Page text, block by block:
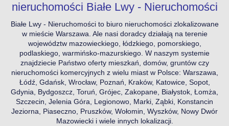
nieruchomości Białe Lwy - Nieruchomości
Białe Lwy - Nieruchomości to biuro nieruchomości zlokalizowane
w mieście Warszawa. Ale nasi doradcy działają na terenie
województw mazowieckiego, łódzkiego, pomorskiego,
podlaskiego, warmińsko-mazurskiego. W naszym systemie
znajdziecie Państwo oferty mieszkań, domów, gruntów czy
nieruchomości komercyjnych z wielu miast w Polsce: Warszawa,
Łódź, Gdańsk, Wrocław, Poznań, Kraków, Katowice, Sopot,
Gdynia, Bydgoszcz, Toruń, Grójec, Zakopane, Białystok, Łomża,
Szczecin, Jelenia Góra, Legionowo, Marki, Ząbki, Konstancin
Jeziorna, Piaseczno, Pruszków, Wołomin, Wyszków, Nowy Dwór
Mazowiecki i wiele innych lokalizacji.